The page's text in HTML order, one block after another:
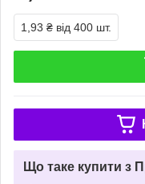
1,93 ₴ від 400 шт.
Що таке купити з